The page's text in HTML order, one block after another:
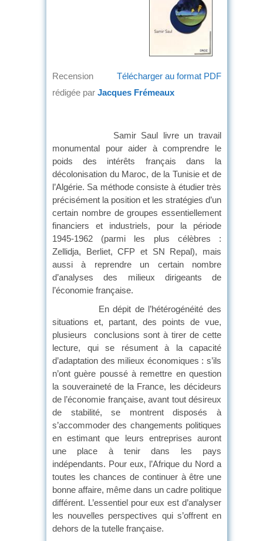
Télécharger au format PDF
Recension
rédigée par Jacques Frémeaux
Samir Saul livre un travail
monumental pour aider à comprendre le
poids des intérêts français dans la
décolonisation du Maroc, de la Tunisie et de
l’Algérie. Sa méthode consiste à étudier très
précisément la position et les stratégies d’un
certain nombre de groupes essentiellement
financiers et industriels, pour la période
1945-1962 (parmi les plus célèbres :
Zellidja, Berliet, CFP et SN Repal), mais
aussi à reprendre un certain nombre
d’analyses des milieux dirigeants de
l’économie française.
En dépit de l’hétérogénéité des
situations et, partant, des points de vue,
plusieurs conclusions sont à tirer de cette
lecture, qui se résument à la capacité
d’adaptation des milieux économiques : s’ils
n’ont guère poussé à remettre en question
la souveraineté de la France, les décideurs
de l’économie française, avant tout désireux
de stabilité, se montrent disposés à
s’accommoder des changements politiques
en estimant que leurs entreprises auront
une place à tenir dans les pays
indépendants. Pour eux, l’Afrique du Nord a
toutes les chances de continuer à être une
bonne affaire, même dans un cadre politique
différent. L’essentiel pour eux est d’analyser
les nouvelles perspectives qui s’offrent en
dehors de la tutelle française.